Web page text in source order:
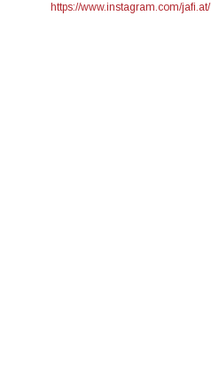
https://www.instagram.com/jafi.at/